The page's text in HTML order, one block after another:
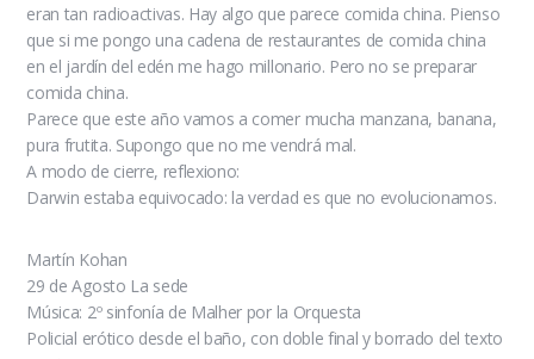
eran tan radioactivas. Hay algo que parece comida china. Pienso
que si me pongo una cadena de restaurantes de comida china
en el jardín del edén me hago millonario. Pero no se preparar
comida china.
Parece que este año vamos a comer mucha manzana, banana,
pura frutita. Supongo que no me vendrá mal.
A modo de cierre, reflexiono:
Darwin estaba equivocado: la verdad es que no evolucionamos.
Martín Kohan
29 de Agosto La sede
Música: 2º sinfonía de Malher por la Orquesta
Policial erótico desde el baño, con doble final y borrado del texto